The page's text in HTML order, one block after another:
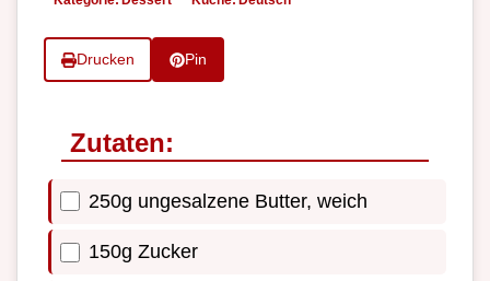
Drucken Pin
Zutaten:
250g ungesalzene Butter, weich
150g Zucker